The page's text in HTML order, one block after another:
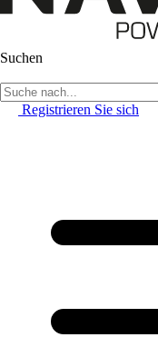
Suchen
Registrieren Sie sich